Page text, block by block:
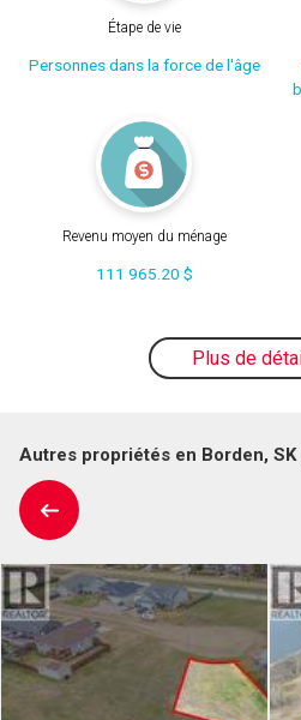
Étape de vie
Personnes dans la force de l'âge
Revenu moyen du ménage
111 965.20 $
Plus de
Autres propriétés en Borden,